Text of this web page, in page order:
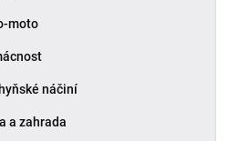
moto
náčiní
a zahrada